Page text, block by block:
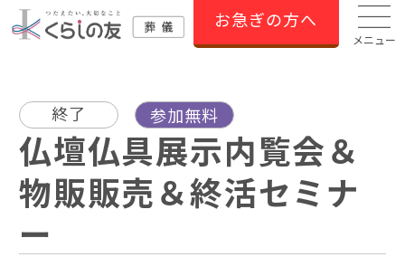
お急ぎの方へ
メニュー
終了 参加無料
仏壇仏具展示内覧会＆
物販販売＆終活セミナ
ー